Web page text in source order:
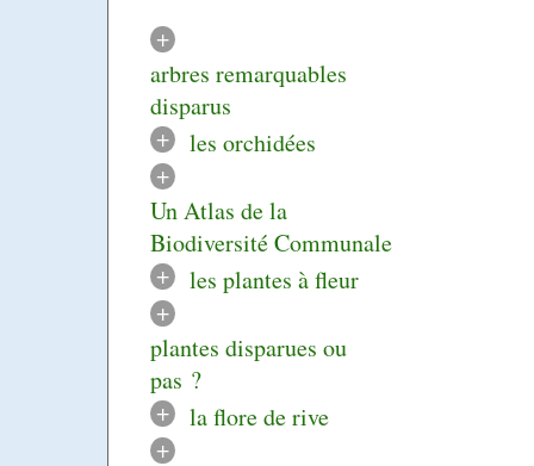
+
arbres remarquables
disparus
+
les orchidées
+
Un Atlas de la
Biodiversité Communale
+
les plantes à fleur
+
plantes disparues ou
pas ?
+
la flore de rive
+